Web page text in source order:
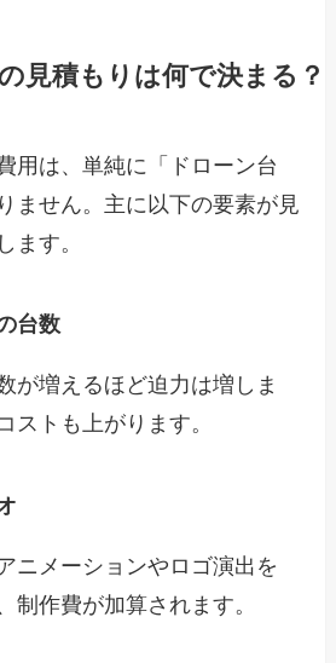
見積もりは何で決まる？
用は、単純に「ドローン台
ません。主に以下の要素が見
ます。
台数
が増えるほど迫力は増しま
ストも上がります。
ニメーションやロゴ演出を
制作費が加算されます。